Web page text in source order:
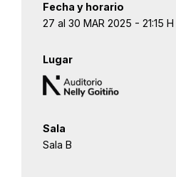
Fecha y horario
27 al 30 MAR 2025 - 21:15 H
Lugar
Sala
Sala B